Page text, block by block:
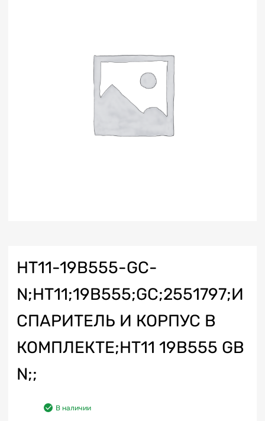
HT11-19B555-GC-
N;HT11;19B555;GC;2551797;И
СПАРИТЕЛЬ И КОРПУС В
КОМПЛЕКТЕ;HT11 19B555 GB
N;;
В наличии